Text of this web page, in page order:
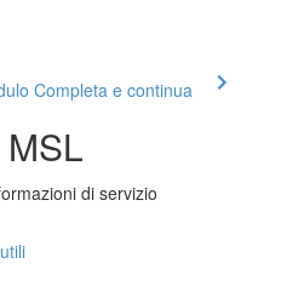
Completa e continua
di servizio